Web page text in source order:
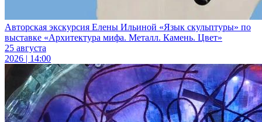
Авторская экскурсия Елены Ильиной «Язык скульптуры» по
выставке «Архитектура мифа. Металл. Камень. Цвет»
25 августа
2026 | 14:00